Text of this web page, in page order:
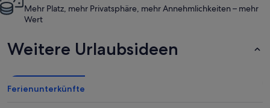
Mehr Platz, mehr Privatsphäre, mehr Annehmlichkeiten – mehr
Wert
Weitere Urlaubsideen
Ferienunterkünfte